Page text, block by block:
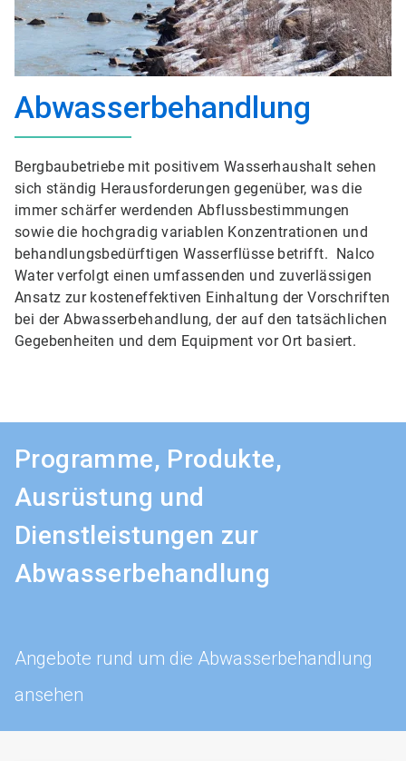
Abwasserbehandlung
Bergbaubetriebe mit positivem Wasserhaushalt sehen
sich ständig Herausforderungen gegenüber, was die
immer schärfer werdenden Abflussbestimmungen
sowie die hochgradig variablen Konzentrationen und
behandlungsbedürftigen Wasserflüsse betrifft. Nalco
Water verfolgt einen umfassenden und zuverlässigen
Ansatz zur kosteneffektiven Einhaltung der Vorschriften
bei der Abwasserbehandlung, der auf den tatsächlichen
Gegebenheiten und dem Equipment vor Ort basiert.
Programme, Produkte,
Ausrüstung und
Dienstleistungen zur
Abwasserbehandlung
Angebote rund um die Abwasserbehandlung
ansehen